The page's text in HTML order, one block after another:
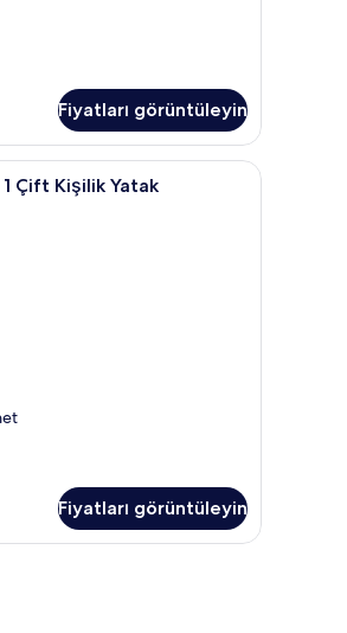
Fiyatları görüntüleyin
odada kasa, masa
Kaliteli yatak takımı, odada kasa, masa
1 Çift Kişilik Yatak
Fiyatları görüntüleyin